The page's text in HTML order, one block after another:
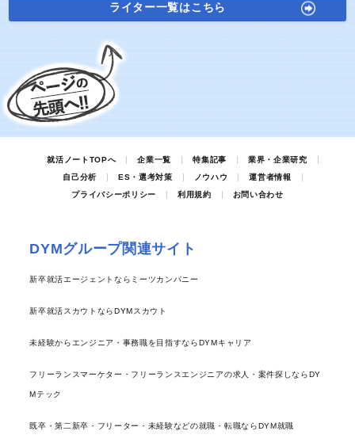
ライター一覧はこちら
就活ノートTOPへ 企業一覧 特集記事
業界・企業研究
自己分析
ES・選考対策 ノウハウ
運営者情報
プライバシーポリシー
利用規約 お問い合わせ
DYMグループ関連サイト
新卒就活エージェントならミーツカンパニー
新卒就活スカウトならDYMスカウト
未経験からエンジニア・事務職を目指すならDYMキャリア
フリーランスマーケター・フリーランスエンジニアの求人・案件探しならDY
Mテック
既卒・第二新卒・フリーター・未経験などの就職・転職ならDYM就職